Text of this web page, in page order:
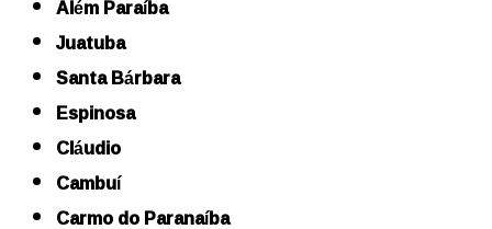
Além Paraíba
Juatuba
Santa Bárbara
Espinosa
Cláudio
Cambuí
Carmo do Paranaíba